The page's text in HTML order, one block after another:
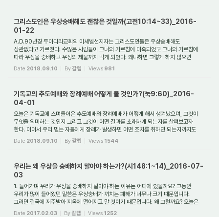
그리스도인은 우상숭배해도 괜찮은 것일까(고전10:14~33)_2016-
01-22
A.D.90년경 두아디라교회의 이세벨선지자는 그리스도인들은 우상숭배해도
상관없다고 가르쳤다. 수많은 사람들이 그녀의 가르침에 미혹되었고 그녀의 가르침에
따라 우상을 숭배하고 우상의 제물까지 먹게 되었다. 왜냐하면 그렇게 하지 않으면
그리스도인들이...
Date 2018.09.10 By갈렙 Views 981
기독교의 추도예배와 장례예배 어떻게 볼 것인가?(눅9:60)_2016-
04-01
오늘은 기독교에 스며들어온 추도예배와 장례예배가 어떻게 해서 생겨났으며, 그것이
무엇을 의미하는 것인지 그리고 그것이 어떤 결과를 초래하게 되는지를 살펴보고자
한다. 이어서 우리 믿는 자들에게 장례가 발생하면 어떤 조치를 취하면 되는지까지도
다...
Date 2018.09.10 By갈렙 Views 1544
우리는 왜 우상을 숭배하지 말아야 하는가?(시148:1~14)_2016-07-
03
1. 들어가며 우리가 우상을 숭배하지 말아야 하는 이유는 어디에 있을까요? 그동안
우리가 많이 들어왔던 말씀은 우상숭배가 끼치는 폐해가 너무나 크기 때문입니다.
그러면 결국에 저주받아 지옥에 떨어지고 말 것이기 때문입니다. 왜 그럴까요? 오늘은
우리...
Date 2017.02.03 By갈렙 Views 1252